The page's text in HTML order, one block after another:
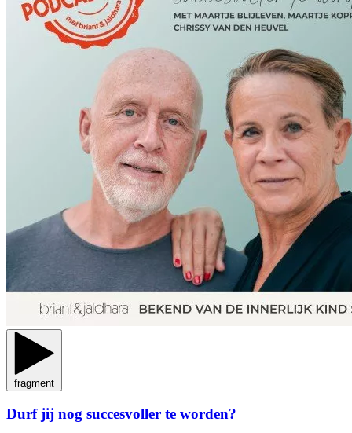
fragment
Durf jij nog succesvoller te worden?